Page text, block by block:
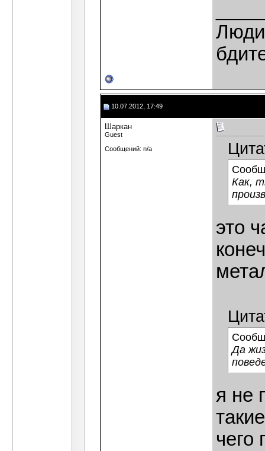
10.07.2012, 17:49
Шаркан
Guest
Сообщений: n/a
Как,
это
Да
я не
чего